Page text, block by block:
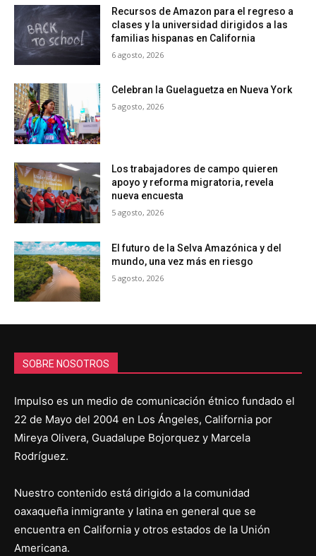
Recursos de Amazon para el regreso a
clases y la universidad dirigidos a las
familias hispanas en California
6 agosto, 2026
Celebran la Guelaguetza en Nueva York
5 agosto, 2026
Los trabajadores de campo quieren
apoyo y reforma migratoria, revela
nueva encuesta
5 agosto, 2026
El futuro de la Selva Amazónica y del
mundo, una vez más en riesgo
5 agosto, 2026
SOBRE NOSOTROS
Impulso es un medio de comunicación étnico fundado el
22 de Mayo del 2004 en Los Ángeles, California por
Mireya Olivera, Guadalupe Bojorquez y Marcela
Rodríguez.
Nuestro contenido está dirigido a la comunidad
oaxaqueña inmigrante y latina en general que se
encuentra en California y otros estados de la Unión
Americana.